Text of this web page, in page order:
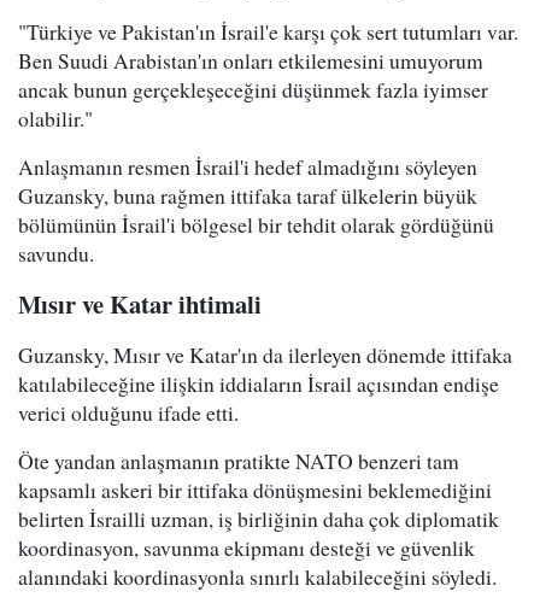
"Türkiye ve Pakistan'ın İsrail'e karşı çok sert tutumları var.
Ben Suudi Arabistan'ın onları etkilemesini umuyorum
ancak bunun gerçekleşeceğini düşünmek fazla iyimser
olabilir."
Anlaşmanın resmen İsrail'i hedef almadığını söyleyen
Guzansky, buna rağmen ittifaka taraf ülkelerin büyük
bölümünün İsrail'i bölgesel bir tehdit olarak gördüğünü
savundu.
Mısır ve Katar ihtimali
Guzansky, Mısır ve Katar'ın da ilerleyen dönemde ittifaka
katılabileceğine ilişkin iddiaların İsrail açısından endişe
verici olduğunu ifade etti.
Öte yandan anlaşmanın pratikte NATO benzeri tam
kapsamlı askeri bir ittifaka dönüşmesini beklemediğini
belirten İsrailli uzman, iş birliğinin daha çok diplomatik
koordinasyon, savunma ekipmanı desteği ve güvenlik
alanındaki koordinasyonla sınırlı kalabileceğini söyledi.